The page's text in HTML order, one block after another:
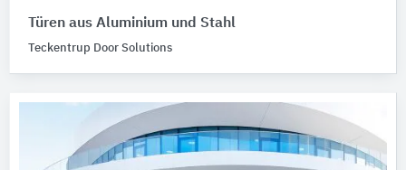
Türen aus Aluminium und Stahl
Teckentrup Door Solutions